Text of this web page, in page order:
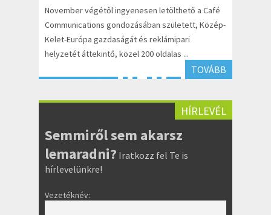
November végétől ingyenesen letölthető a Café
Communications gondozásában született, Közép-
Kelet-Európa gazdaságát és reklámipari
helyzetét áttekintő, közel 200 oldalas ...
TOVÁBB
HÍRLEVÉL
Semmiről sem akarsz
lemaradni? Iratkozz fel Te is
hírlevelünkre!
Vezetéknév: